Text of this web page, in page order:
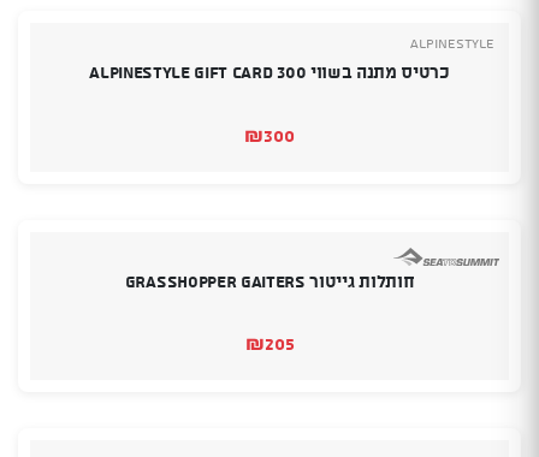
Alpinestyle
כרטיס מתנה בשווי 300 Alpinestyle Gift Card
₪300
חותלות גייטור GRASSHOPPER GAITERS
₪205